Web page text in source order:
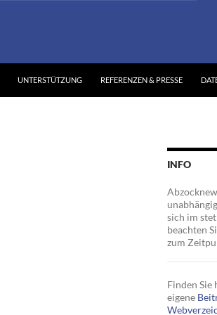
UNTERSTÜTZUNG REFERENZEN & PRESSE
INFO
sich im
beachten
zum
Finden Sie
eigene